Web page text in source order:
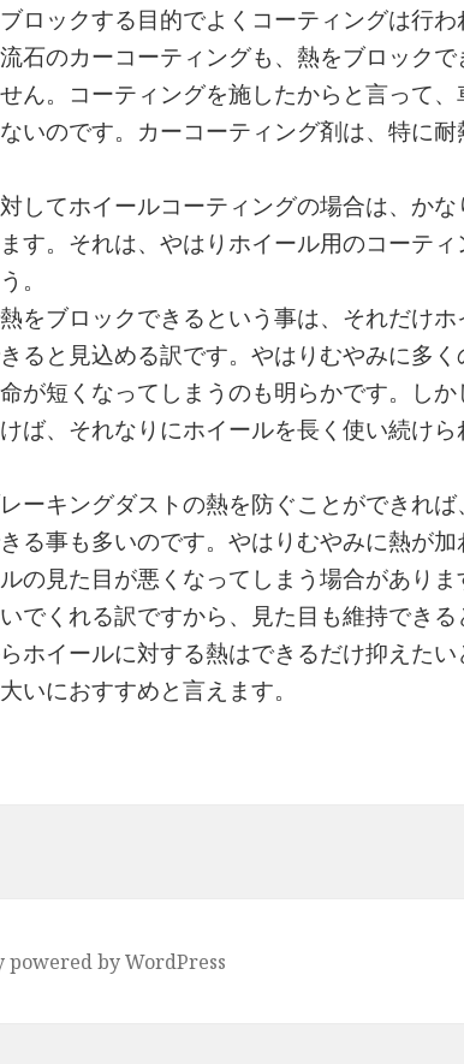
ロックする目的でよくコーティングは行わ
石のカーコーティングも、熱をブロックで
ん。コーティングを施したからと言って
いのです。カーコーティング剤は、特に
してホイールコーティングの場合は、か
す。それは、やはりホイール用のコーテ
。
をブロックできるという事は、それだけ
ると見込める訳です。やはりむやみに多く
が短くなってしまうのも明らかです。し
ば、それなりにホイールを長く使い続け
ーキングダストの熱を防ぐことができれ
る事も多いのです。やはりむやみに熱が加
の見た目が悪くなってしまう場合がありま
でくれる訳ですから、見た目も維持できる
ホイールに対する熱はできるだけ抑えた
いにおすすめと言えます。
powered by WordPress